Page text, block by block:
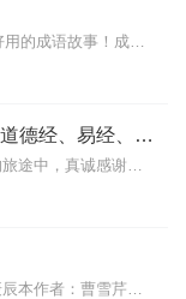
【适听年龄】4岁+好玩、好听、好用的成语故事！成语是中国传统文化的一大特色，是汉语言中的精髓。记住并能灵活运用成语是孩子们的必修课，不仅对语文知识积累有用，对他...
曾仕强讲中华文化·大合集 | 道德经、易经、三国演义中的国学
【感恩回馈】在传播智慧与美好的旅途中，真诚感谢每一位伙伴的温暖陪伴与鼎力支持！欢迎曾仕强学堂粉丝听友们入群交流，更多新鲜玩法和福利活动等你！添加微信：zengf...
《红楼梦》原文朗读，程甲本、庚辰本作者：曹雪芹，朗读：白云出岫、蓝色百合《红楼梦》程甲本和庚辰本是该书两大重要版本。程甲本由程伟元和高鹗于乾隆五十六年（1791...